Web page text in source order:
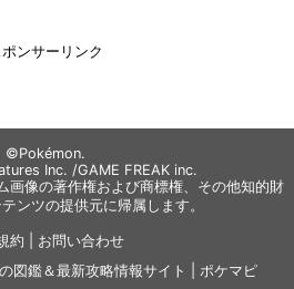
ポンサーリンク
©Pokémon.
Inc. /GAME FREAK inc.
画像の著作権および商標権、その他知的財
ンツの提供元に帰属します。
約
お問い合わせ
図鑑＆最新攻略情報サイト | ポケマピ